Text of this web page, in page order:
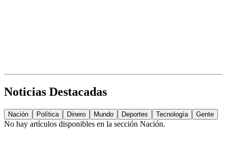
Noticias Destacadas
Nación Política Dinero Mundo Deportes Tecnología Gente
No hay artículos disponibles en la sección Nación.